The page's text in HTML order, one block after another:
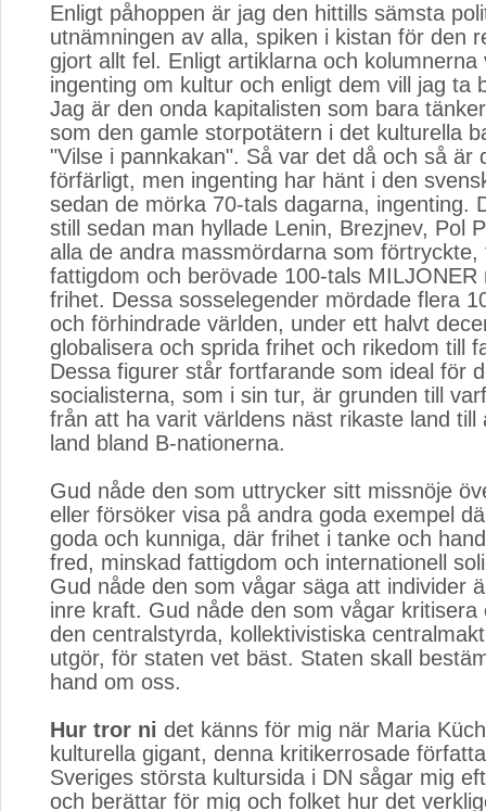
Enligt påhoppen är jag den hittills sämsta
utnämningen av alla, spiken i kistan för den
gjort allt fel. Enligt artiklarna och kolumnerna
ingenting om kultur och enligt dem vill jag ta
Jag är den onda kapitalisten som bara
som den gamle storpotätern i det kulturella
"Vilse i pannkakan". Så var det då och så är
förfärligt, men ingenting har hänt i den
sedan de mörka 70-tals dagarna, ingenting.
still sedan man hyllade Lenin, Brezjnev, Pol
alla de andra massmördarna som förtryckte,
fattigdom och berövade 100-tals MILJONER
frihet. Dessa sosselegender mördade flera
och förhindrade världen, under ett halvt
globalisera och sprida frihet och rikedom till
Dessa figurer står fortfarande som ideal för
socialisterna, som i sin tur, är grunden till
från att ha varit världens näst rikaste land till
land bland B-nationerna.
Gud nåde den som uttrycker sitt missnöje
eller försöker visa på andra goda exempel
goda och kunniga, där frihet i tanke och
fred, minskad fattigdom och internationell
Gud nåde den som vågar säga att individer
inre kraft. Gud nåde den som vågar kritisera
den centralstyrda, kollektivistiska
utgör, för staten vet bäst. Staten skall
hand om oss.
Hur tror ni det känns för mig när Maria
kulturella gigant, denna kritikerrosade
Sveriges största kultursida i DN sågar mig
och berättar för mig och folket hur det